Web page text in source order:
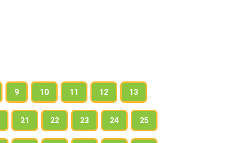
9 10 11 12 13
21 22 23 24 25